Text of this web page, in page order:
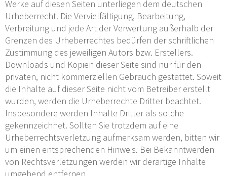
Werke auf diesen Seiten unterliegen dem deutschen
Urheberrecht. Die Vervielfältigung, Bearbeitung,
Verbreitung und jede Art der Verwertung außerhalb der
Grenzen des Urheberrechtes bedürfen der schriftlichen
Zustimmung des jeweiligen Autors bzw. Erstellers.
Downloads und Kopien dieser Seite sind nur für den
privaten, nicht kommerziellen Gebrauch gestattet. Soweit
die Inhalte auf dieser Seite nicht vom Betreiber erstellt
wurden, werden die Urheberrechte Dritter beachtet.
Insbesondere werden Inhalte Dritter als solche
gekennzeichnet. Sollten Sie trotzdem auf eine
Urheberrechtsverletzung aufmerksam werden, bitten wir
um einen entsprechenden Hinweis. Bei Bekanntwerden
von Rechtsverletzungen werden wir derartige Inhalte